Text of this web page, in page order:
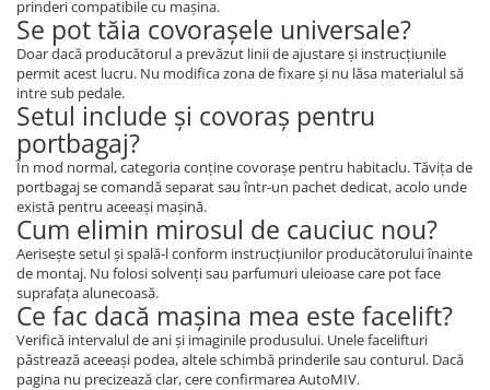
prinderi compatibile cu mașina.
Se pot tăia covorașele universale?
Doar dacă producătorul a prevăzut linii de ajustare și instrucțiunile
permit acest lucru. Nu modifica zona de fixare și nu lăsa materialul să
intre sub pedale.
Setul include și covoraș pentru
portbagaj?
În mod normal, categoria conține covorașe pentru habitaclu. Tăvița de
portbagaj se comandă separat sau într-un pachet dedicat, acolo unde
există pentru aceeași mașină.
Cum elimin mirosul de cauciuc nou?
Aerisește setul și spală-l conform instrucțiunilor producătorului înainte
de montaj. Nu folosi solvenți sau parfumuri uleioase care pot face
suprafața alunecoasă.
Ce fac dacă mașina mea este facelift?
Verifică intervalul de ani și imaginile produsului. Unele facelifturi
păstrează aceeași podea, altele schimbă prinderile sau conturul. Dacă
pagina nu precizează clar, cere confirmarea AutoMIV.